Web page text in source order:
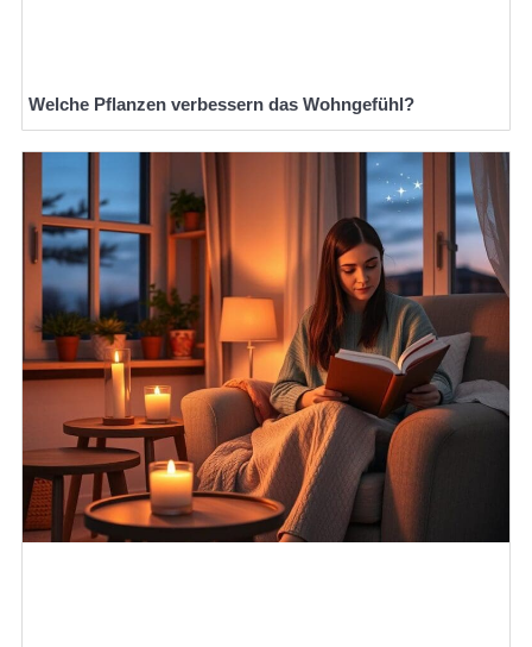
Welche Pflanzen verbessern das Wohngefühl?